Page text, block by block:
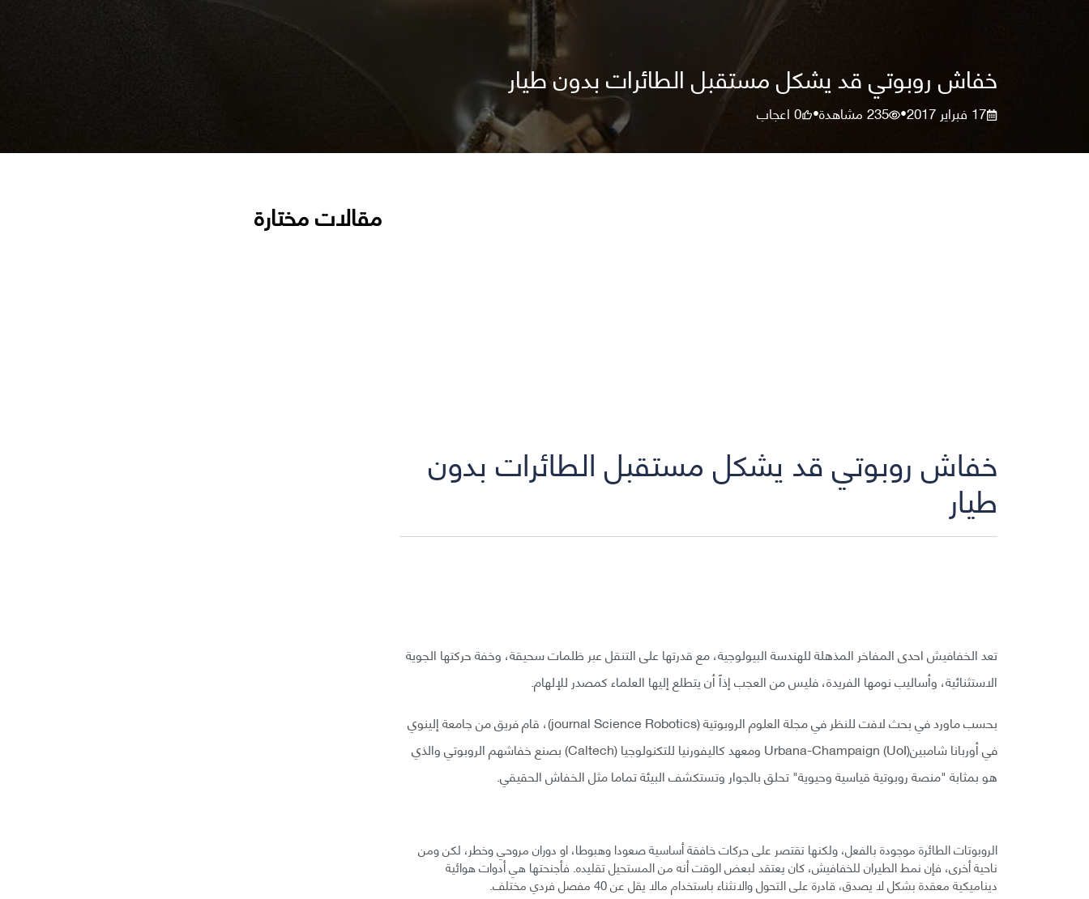
خفاش روبوتي قد يشكل مستقبل الطائرات بدون طيار
17 فبراير 2017 •
235مشاهدة•
0اعجاب
خفاش روبوتي قد يشكل مستقبل الطائرات بدون
طيار
تعد الخفافيش احدى المفاخر المذهلة للهندسة البيولوجية، مع قدرتها على التنقل عبر ظلمات سحيقة، وخفة حركتها الجوية
الاستثنائية، وأساليب نومها الفريدة، فليس من العجب إذاً أن يتطلع إليها العلماء كمصدر للإلهام.
بحسب ماورد في بحث لافت للنظر في مجلة العلوم الروبوتية (journal Science Robotics)، قام فريق من جامعة إلينوي
في أوربانا شامبينUrbana-Champaign (UoI) ومعهد كاليفورنيا للتكنولوجيا (Caltech) بصنع خفاشهم الروبوتي والذي
هو بمثابة "منصة روبوتية قياسية وحيوية" تحلق بالجوار وتستكشف البيئة تماما مثل الخفاش الحقيقي.
الروبوتات الطائرة موجودة بالفعل، ولكنها تقتصر على حركات خافقة أساسية صعودا وهبوطا، او دوران مروحي وخطر، لكن ومن
ناحية أخرى، فإن نمط الطيران للخفافيش، كان يعتقد لبعض الوقت أنه من المستحيل تقليده. فأجنحتها هي أدوات هوائية
ديناميكية معقدة بشكل لا يصدق، قادرة على التحول والانثناء باستخدام مالا يقل عن 40 مفصل فردي مختلف.
مقالات مختارة